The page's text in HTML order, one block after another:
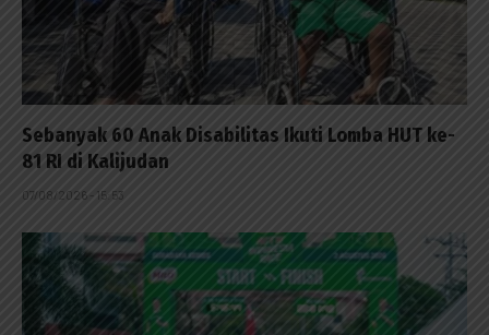
Sebanyak 60 Anak Disabilitas Ikuti Lomba HUT ke-
81 RI di Kalijudan
07/08/2026 - 15:53